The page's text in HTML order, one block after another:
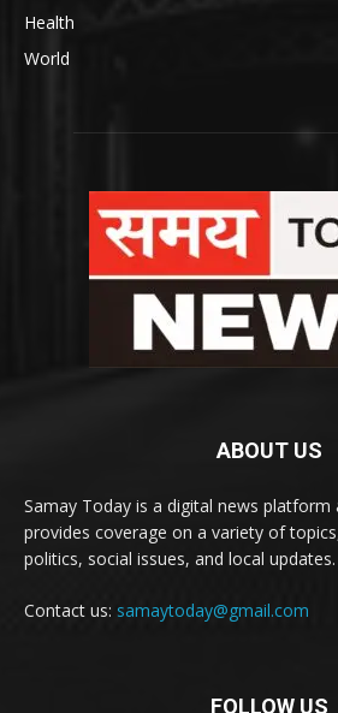
Health
World
ABOUT US
Samay Today is a digital news
provides coverage on a variety of
politics, social issues, and local updates.
Contact us: samaytoday@gmail.com
FOLLOW US